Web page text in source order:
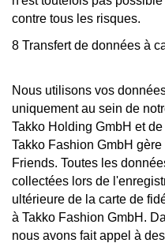
contre tous les risques.
8 Transfert de données à
Nous utilisons vos
uniquement au sein de
Takko Holding GmbH et
Takko Fashion GmbH
Friends. Toutes les
collectées lors de
ultérieure de la carte de
à Takko Fashion GmbH.
nous avons fait appel à